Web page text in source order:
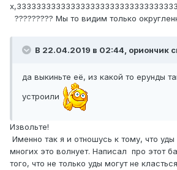
????????? Мы то видим только
В 22.04.2019 в 02:44, ориончик
да выкиньте её, из какой то ерунды
устроили
Извольте!
Именно так я и отношусь к тому, что уды
многих это волнует. Написал про этот
того, что не только уды могут не